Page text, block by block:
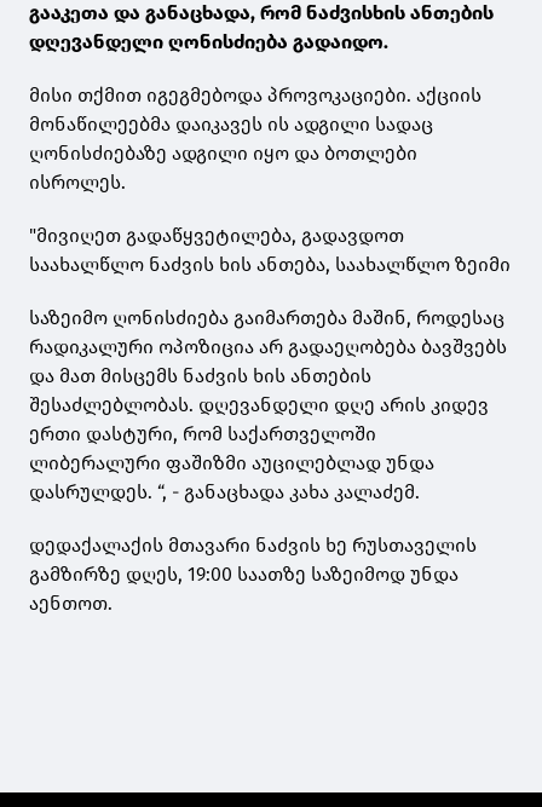
გააკეთა და განაცხადა, რომ ნაძვისხის ანთების
დღევანდელი ღონისძიება გადაიდო.
მისი თქმით იგეგმებოდა პროვოკაციები. აქციის
მონაწილეებმა დაიკავეს ის ადგილი სადაც
ღონისძიებაზე ადგილი იყო და ბოთლები
ისროლეს.
"მივიღეთ გადაწყვეტილება, გადავდოთ
საახალწლო ნაძვის ხის ანთება, საახალწლო ზეიმი
საზეიმო ღონისძიება გაიმართება მაშინ, როდესაც
რადიკალური ოპოზიცია არ გადაეღობება ბავშვებს
და მათ მისცემს ნაძვის ხის ანთების
შესაძლებლობას. დღევანდელი დღე არის კიდევ
ერთი დასტური, რომ საქართველოში
ლიბერალური ფაშიზმი აუცილებლად უნდა
დასრულდეს. “, - განაცხადა კახა კალაძემ.
დედაქალაქის მთავარი ნაძვის ხე რუსთაველის
გამზირზე დღეს, 19:00 საათზე საზეიმოდ უნდა
აენთოთ.